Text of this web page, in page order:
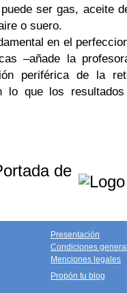
ser gas, aceite
o suero.
en el
–añade la
periférica de la
lo que los
de
Presentación
Condiciones
Menciones legales
Propón tu blog